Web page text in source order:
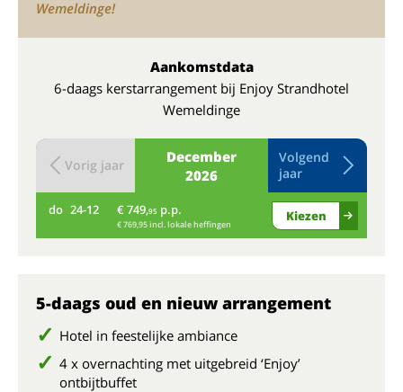
Wemeldinge!
Aankomstdata
6-daags kerstarrangement bij Enjoy Strandhotel
Wemeldinge
December
2026
Vorig jaar
Volgend
jaar
do 24-12 € 749,95 p.p.
€ 769,95 incl. lokale heffingen
Kiezen
5-daags oud en nieuw arrangement
Hotel in feestelijke ambiance
4 x overnachting met uitgebreid ‘Enjoy’
ontbijtbuffet